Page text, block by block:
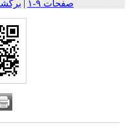
صفحات ۹-۱
|